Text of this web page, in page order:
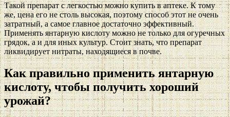
Такой препарат с легкостью можно купить в аптеке. К тому
же, цена его не столь высокая, поэтому способ этот не очень
затратный, а самое главное достаточно эффективный.
Применять янтарную кислоту можно не только для огуречных
грядок, а и для иных культур. Стоит знать, что препарат
ликвидирует нитраты, находящиеся в почве.
Как правильно применить янтарную
кислоту, чтобы получить хороший
урожай?